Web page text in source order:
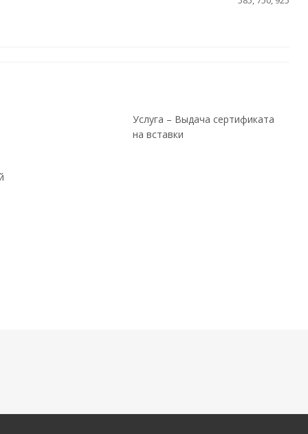
Услуга – Выдача сертификата
на вставки